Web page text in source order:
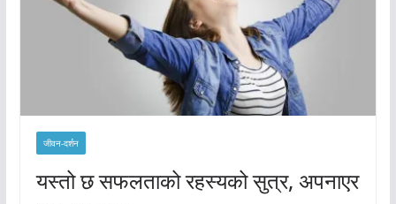
जीवन-दर्शन
यस्तो छ सफलताको रहस्यको सुत्र, अपनाएर